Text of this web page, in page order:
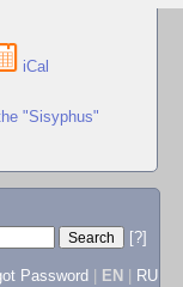
iCal
"Sisyphus"
[?]
Password EN RU